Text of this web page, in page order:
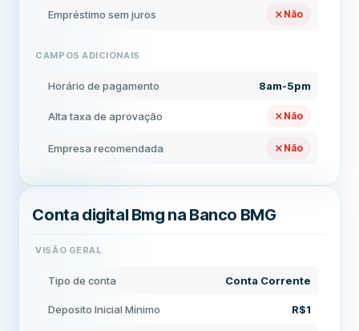
Empréstimo sem juros Não
CAMPOS ADICIONAIS
Horário de pagamento 8am-5pm
Alta taxa de aprovação Não
Empresa recomendada Não
Conta digital Bmg na Banco BMG
VISÃO GERAL
Tipo de conta Conta Corrente
Deposito Inicial Mínimo R$1